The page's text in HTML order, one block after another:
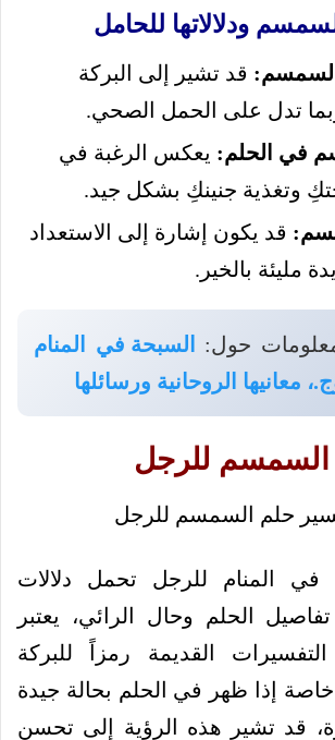
ودلالاتها للحامل
السمسم: قد تشير إلى البركة
تدل على الحمل الصحي.
في الحلم: يعكس الرغبة في
وتغذية جنينكِ بشكل جيد.
قد يكون إشارة إلى الاستعداد
مليئة بالخير.
حول:
السبحة في المنام
معانيها الروحانية ورسائلها
السمسم للرجل
المنام للرجل تحمل دلالات
الحلم وحال الرائي، يعتبر
القديمة رمزاً للبركة
خاصة إذا ظهر في الحلم بحالة جيدة
قد تشير هذه الرؤية إلى تحسن